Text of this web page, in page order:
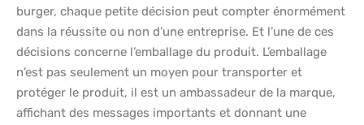
burger, chaque petite décision peut compter énormément
dans la réussite ou non d’une entreprise. Et l’une de ces
décisions concerne l’emballage du produit. L’emballage
n’est pas seulement un moyen pour transporter et
protéger le produit, il est un ambassadeur de la marque,
affichant des messages importants et donnant une